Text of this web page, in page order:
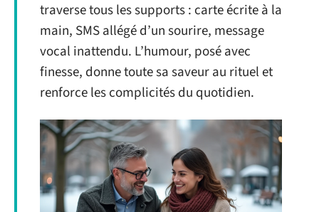
traverse tous les supports : carte écrite à la
main, SMS allégé d’un sourire, message
vocal inattendu. L’humour, posé avec
finesse, donne toute sa saveur au rituel et
renforce les complicités du quotidien.